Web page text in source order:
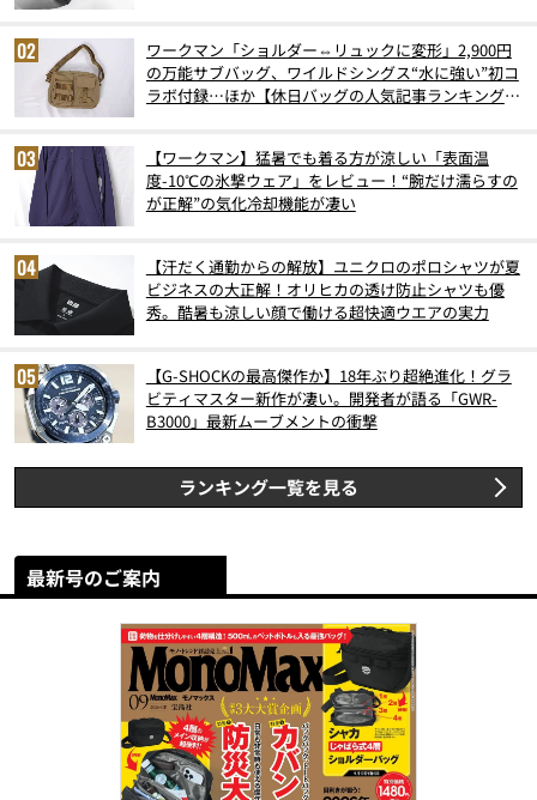
ワークマン「ショルダー⇔リュックに変形」2,900円
の万能サブバッグ、ワイルドシングス“水に強い”初コ
ラボ付録…ほか【休日バッグの人気記事ランキングベ
【ワークマン】猛暑でも着る方が涼しい「表面温
度-10℃の氷撃ウェア」をレビュー！“腕だけ濡らすの
が正解”の気化冷却機能が凄い
【汗だく通勤からの解放】ユニクロのポロシャツが夏
ビジネスの大正解！オリヒカの透け防止シャツも優
秀。酷暑も涼しい顔で働ける超快適ウエアの実力
【G-SHOCKの最高傑作か】18年ぶり超絶進化！グラ
ビティマスター新作が凄い。開発者が語る「GWR-
B3000」最新ムーブメントの衝撃
ランキング一覧を見る
最新号のご案内